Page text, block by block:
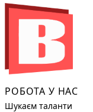
РОБОТА У НАС
Шукаєм таланти